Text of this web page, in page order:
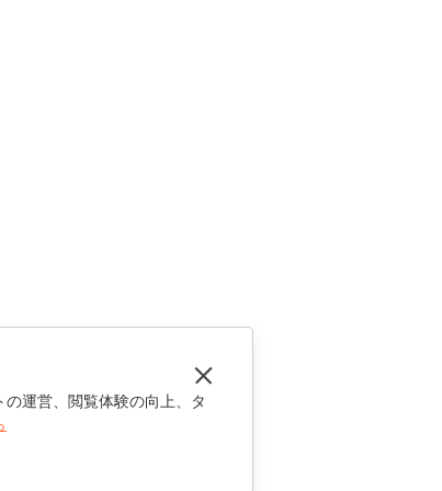
運営、閲覧体験の向上、タ